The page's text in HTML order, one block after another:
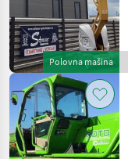
Polovna mašina